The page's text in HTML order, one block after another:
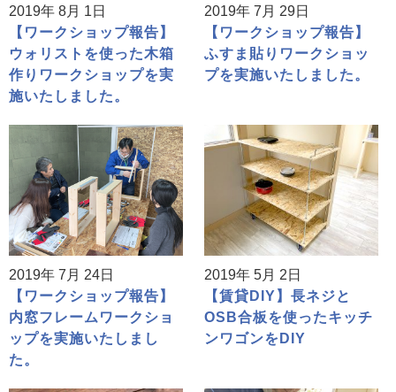
2019年 8月 1日
【ワークショップ報告】
ウォリストを使った木箱
作りワークショップを実
施いたしました。
2019年 7月 29日
【ワークショップ報告】
ふすま貼りワークショッ
プを実施いたしました。
2019年 7月 24日
【ワークショップ報告】
内窓フレームワークショ
ップを実施いたしまし
た。
2019年 5月 2日
【賃貸DIY】長ネジと
OSB合板を使ったキッチ
ンワゴンをDIY